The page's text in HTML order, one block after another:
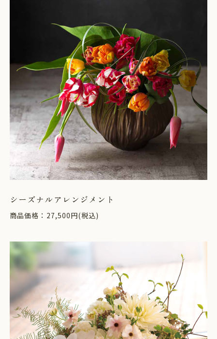
シーズナルアレンジメント
商品価格：27,500円(税込)